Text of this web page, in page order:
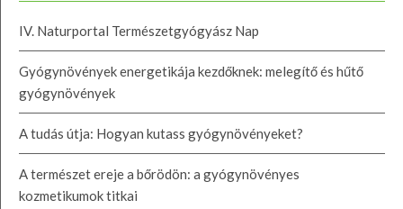
IV. Naturportal Természetgyógyász Nap
Gyógynövények energetikája kezdőknek: melegítő és hűtő
gyógynövények
A tudás útja: Hogyan kutass gyógynövényeket?
A természet ereje a bőrödön: a gyógynövényes
kozmetikumok titkai